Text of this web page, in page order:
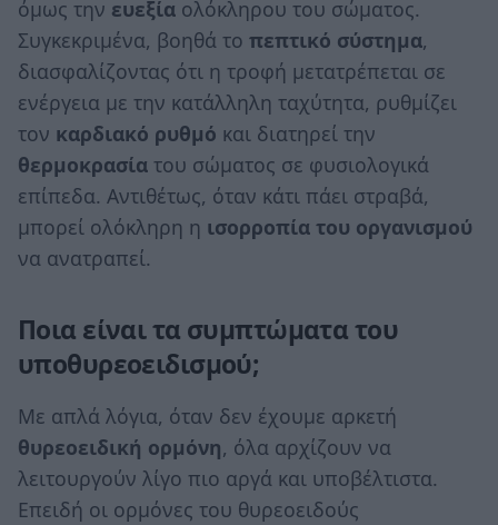
όμως την ευεξία ολόκληρου του σώματος.
Συγκεκριμένα, βοηθά το πεπτικό σύστημα,
διασφαλίζοντας ότι η τροφή μετατρέπεται σε
ενέργεια με την κατάλληλη ταχύτητα, ρυθμίζει
τον καρδιακό ρυθμό και διατηρεί την
θερμοκρασία του σώματος σε φυσιολογικά
επίπεδα. Αντιθέτως, όταν κάτι πάει στραβά,
μπορεί ολόκληρη η ισορροπία του οργανισμού
να ανατραπεί.
Ποια είναι τα συμπτώματα του
υποθυρεοειδισμού;
Με απλά λόγια, όταν δεν έχουμε αρκετή
θυρεοειδική ορμόνη, όλα αρχίζουν να
λειτουργούν λίγο πιο αργά και υποβέλτιστα.
Επειδή οι ορμόνες του θυρεοειδούς